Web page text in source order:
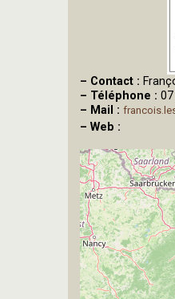
– Contact :
– Téléphone :
– Mail :
– Web :